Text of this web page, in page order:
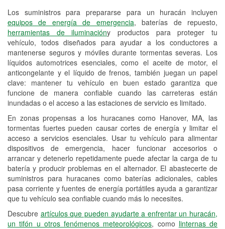
Los suministros para prepararse para un huracán incluyen
equipos de energía de emergencia, baterías de repuesto,
herramientas de iluminacióny productos para proteger tu
vehículo, todos diseñados para ayudar a los conductores a
mantenerse seguros y móviles durante tormentas severas. Los
líquidos automotrices esenciales, como el aceite de motor, el
anticongelante y el líquido de frenos, también juegan un papel
clave: mantener tu vehículo en buen estado garantiza que
funcione de manera confiable cuando las carreteras están
inundadas o el acceso a las estaciones de servicio es limitado.
En zonas propensas a los huracanes como Hanover, MA, las
tormentas fuertes pueden causar cortes de energía y limitar el
acceso a servicios esenciales. Usar tu vehículo para alimentar
dispositivos de emergencia, hacer funcionar accesorios o
arrancar y detenerlo repetidamente puede afectar la carga de tu
batería y producir problemas en el alternador. El abastecerte de
suministros para huracanes como baterías adicionales, cables
pasa corriente y fuentes de energía portátiles ayuda a garantizar
que tu vehículo sea confiable cuando más lo necesites.
Descubre artículos que pueden ayudarte a enfrentar un huracán,
un tifón u otros fenómenos meteorológicos, como linternas de
Reciclaje de baterías y aceite
Instalación de bombillas de faros
Instalación de limpiaparabrisas
Programa de Préstamo de
Herramientas
Rectificación de tambores y discos de
freno
Hurricane Supplies
Snowstorm Supplies
Conoce más